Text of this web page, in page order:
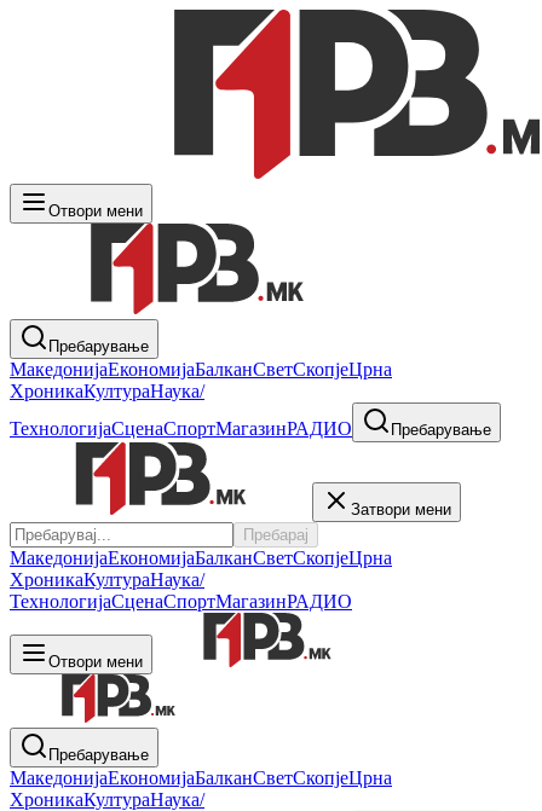
Отвори мени
Пребарување
МакедонијаЕкономијаБалканСветСкопјеЦрна
ХроникаКултураНаука/
ТехнологијаСценаСпортМагазинРАДИО Пребарување
Затвори мени
Пребарај
МакедонијаЕкономијаБалканСветСкопјеЦрна
ХроникаКултураНаука/
ТехнологијаСценаСпортМагазинРАДИО
Отвори мени
Пребарување
МакедонијаЕкономијаБалканСветСкопјеЦрна
ХроникаКултураНаука/